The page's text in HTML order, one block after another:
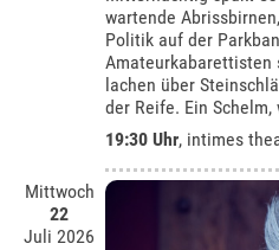
wartende
Politik auf der
Amateurkabarettisten
lachen über
der Reife. Ein
19:30 Uhr, intimes
Mittwoch
22
Juli 2026